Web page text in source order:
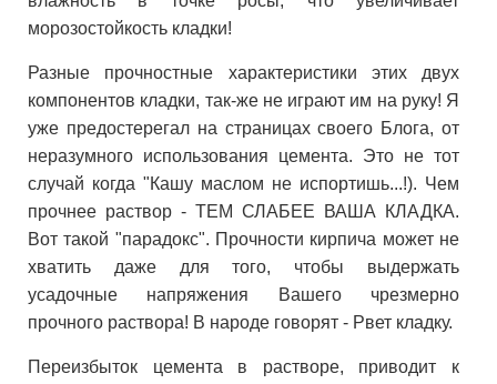
морозостойкость кладки!
Разные прочностные характеристики этих двух
компонентов кладки, так-же не играют им на руку! Я
уже предостерегал на страницах своего Блога, от
неразумного использования цемента. Это не тот
случай когда "Кашу маслом не испортишь...!). Чем
прочнее раствор - ТЕМ СЛАБЕЕ ВАША КЛАДКА.
Вот такой "парадокс". Прочности кирпича может не
хватить даже для того, чтобы выдержать
усадочные напряжения Вашего чрезмерно
прочного раствора! В народе говорят - Рвет кладку.
Переизбыток цемента в растворе, приводит к